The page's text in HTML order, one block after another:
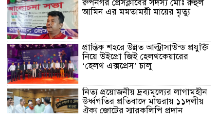
রুপনগর প্রেসক্লাবের সদস্য মোঃ রুহুল
আমিন এর মমতাময়ী মায়ের মৃত্যু
প্রান্তিক শহরে উন্নত আল্ট্রাসাউন্ড প্রযুক্তি
নিয়ে উইপ্রো জিই হেলথকেয়ারের
‘হেলথ এক্সপ্রেস’ চালু
নিত্য প্রয়োজনীয় দ্রব্যমূল্যের লাগামহীন
উর্ধ্বগতির প্রতিবাদে মাগুরায় ১১দলীয়
ঐক্য জোটের স্মারকলিপি প্রদান